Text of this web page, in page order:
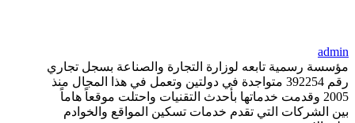
admin
مؤسسة رسمية تابعه لوزارة التجارة والصناعة بسجل تجاري
رقم 392254 متواجدة في دولتين وتعمل في هذا المجال منذ
2005 وقدمت خدماتها بأحدث التقنيات واحتلت موقعاً هاماً
بين الشركات التي تقدم خدمات تسكين المواقع والخوادم